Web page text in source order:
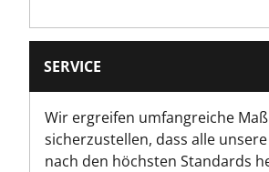
24
Produktbreite [mm]
50
SERVICE
Wir ergreifen umfangreiche
sicherzustellen, dass alle
nach den höchsten Standards